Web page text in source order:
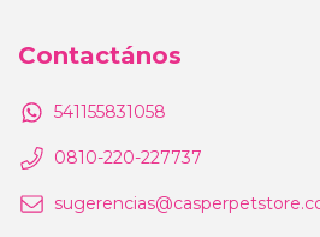
Contactános
541155831058
0810-220-227737